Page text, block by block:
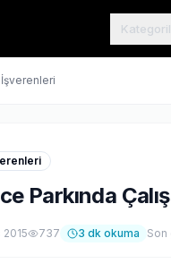
Parkında
2015 737 3 dk okuma Son